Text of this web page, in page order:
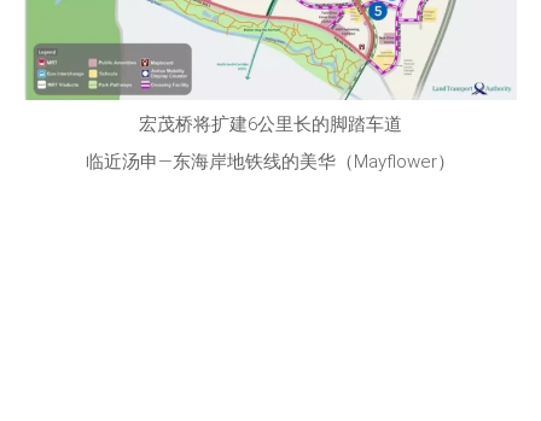
宏茂桥将扩建6公里长的脚踏车道
临近汤申—东海岸地铁线的美华（Mayflower）